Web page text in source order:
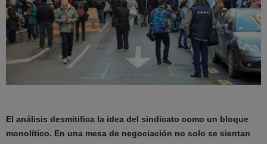
El análisis desmitifica la idea del sindicato como un bloque
monolítico. En una mesa de negociación no solo se sientan